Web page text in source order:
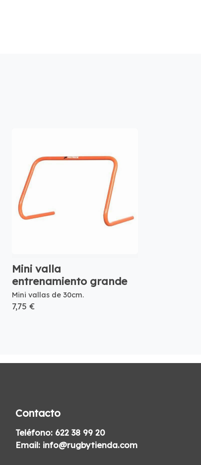
Mini valla
entrenamiento grande
Mini vallas de 30cm.
7,75 €
Contacto
Teléfono: 622 38 99 20
Email: info@rugbytienda.com